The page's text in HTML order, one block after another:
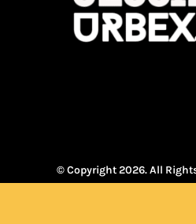
© Copyright 2026. All